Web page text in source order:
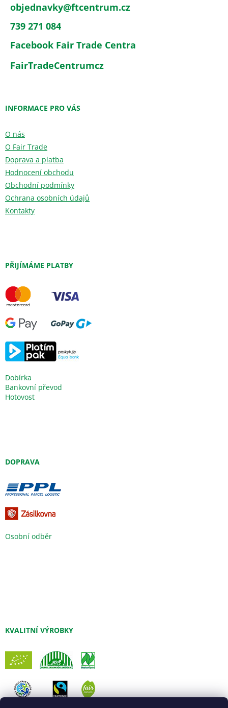
objednavky@ftcentrum.cz
739 271 084
Facebook Fair Trade Centra
FairTradeCentrumcz
INFORMACE PRO VÁS
O nás
O Fair Trade
Doprava a platba
Hodnocení obchodu
Obchodní podmínky
Ochrana osobních údajů
Kontakty
PŘIJÍMÁME PLATBY
Dobírka
Bankovní převod
Hotovost
DOPRAVA
Osobní odběr
KVALITNÍ VÝROBKY